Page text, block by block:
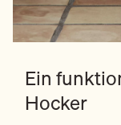
Ein
Hocker